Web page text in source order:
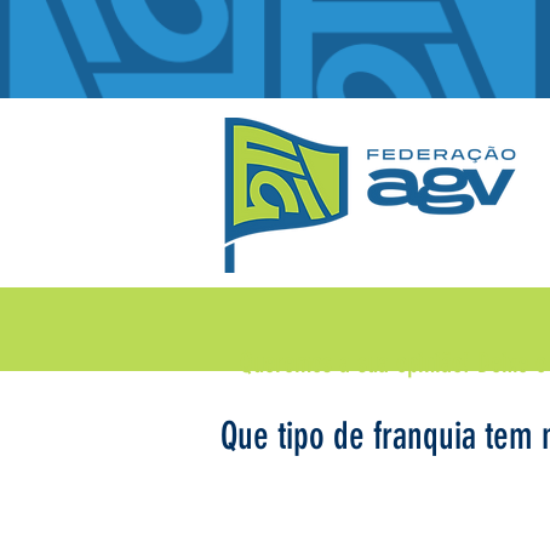
Queremos a sua opinião!Deixe
Que tipo de franquia tem